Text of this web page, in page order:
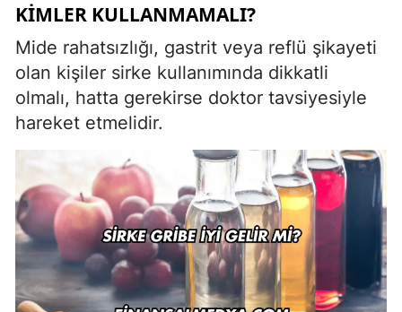
KIMLER KULLANMAMALI?
Mide rahatsızlığı, gastrit veya reflü şikayeti
olan kişiler sirke kullanımında dikkatli
olmalı, hatta gerekirse doktor tavsiyesiyle
hareket etmelidir.